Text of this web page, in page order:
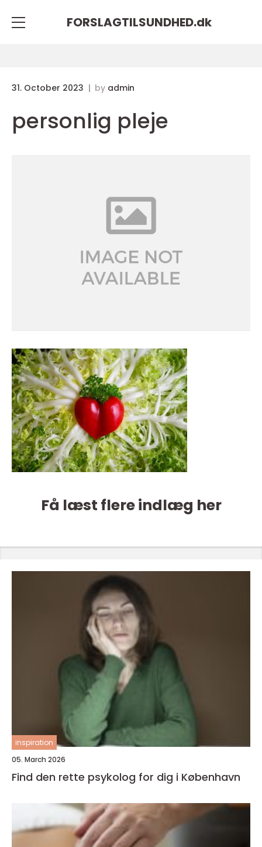
FORSLAGTILSUNDHED.dk
31. October 2023 by admin
personlig pleje
Få læst flere indlæg her
inspiration
05. March 2026
Find den rette psykolog for dig i København